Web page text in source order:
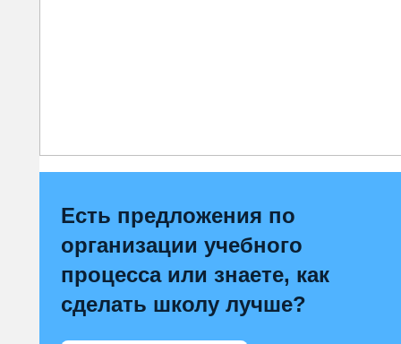
Есть предложения по
организации учебного
процесса или знаете, как
сделать школу лучше?